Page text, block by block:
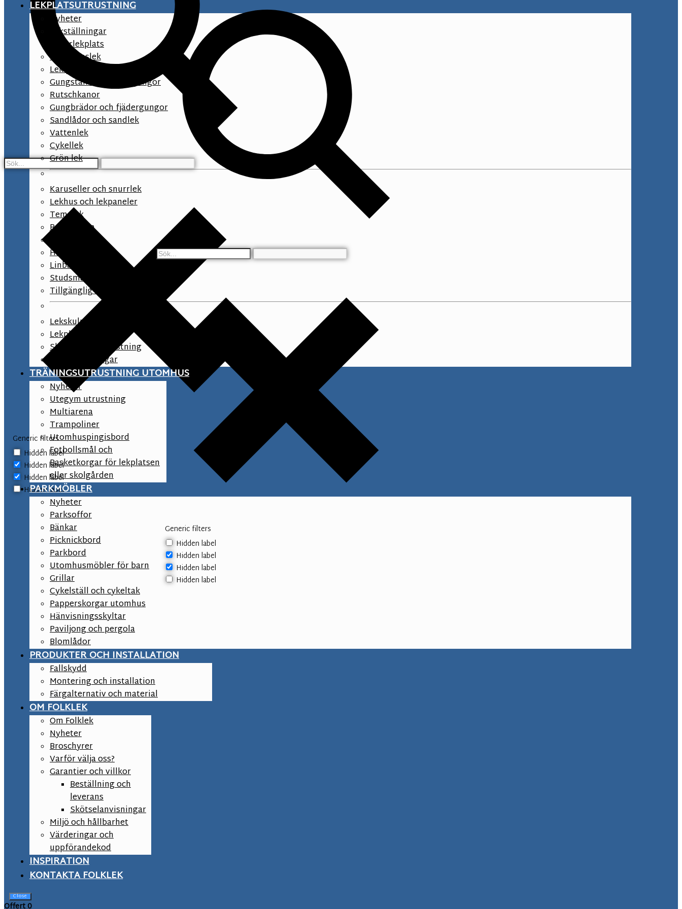
Generic filters
Hidden label
Hidden label
Hidden label
Hidden label
Generic filters
Hidden label
Hidden label
Hidden label
Hidden label
LEKPLATSUTRUSTNING
Nyheter
Lekställningar
Naturlekplats
Småbarnslek
Lek på förskolegården
Gungställningar och gungor
Rutschkanor
Gungbrädor och fjädergungor
Sandlådor och sandlek
Vattenlek
Cykellek
Grön lek
Karuseller och snurrlek
Lekhus och lekpaneler
Temalek
Balansbana
Hinderbana
Linbanor
Studsmattor
Tillgänglig lek
Lekskulpturer
Lekplats tillbehör
Skolgård lekutrustning
Asfaltsmålningar
TRÄNINGSUTRUSTNING UTOMHUS
Nyheter
Utegym utrustning
Multiarena
Trampoliner
Utomhuspingisbord
Fotbollsmål och
Basketkorgar för lekplatsen
eller skolgården
PARKMÖBLER
Nyheter
Parksoffor
Bänkar
Picknickbord
Parkbord
Utomhusmöbler för barn
Grillar
Cykelställ och cykeltak
Papperskorgar utomhus
Hänvisningsskyltar
Paviljong och pergola
Blomlådor
PRODUKTER OCH INSTALLATION
Fallskydd
Montering och installation
Färgalternativ och material
OM FOLKLEK
Om Folklek
Nyheter
Broschyrer
Varför välja oss?
Garantier och villkor
Beställning och
leverans
Skötselanvisningar
Miljö och hållbarhet
Värderingar och
uppförandekod
INSPIRATION
KONTAKTA FOLKLEK
Close